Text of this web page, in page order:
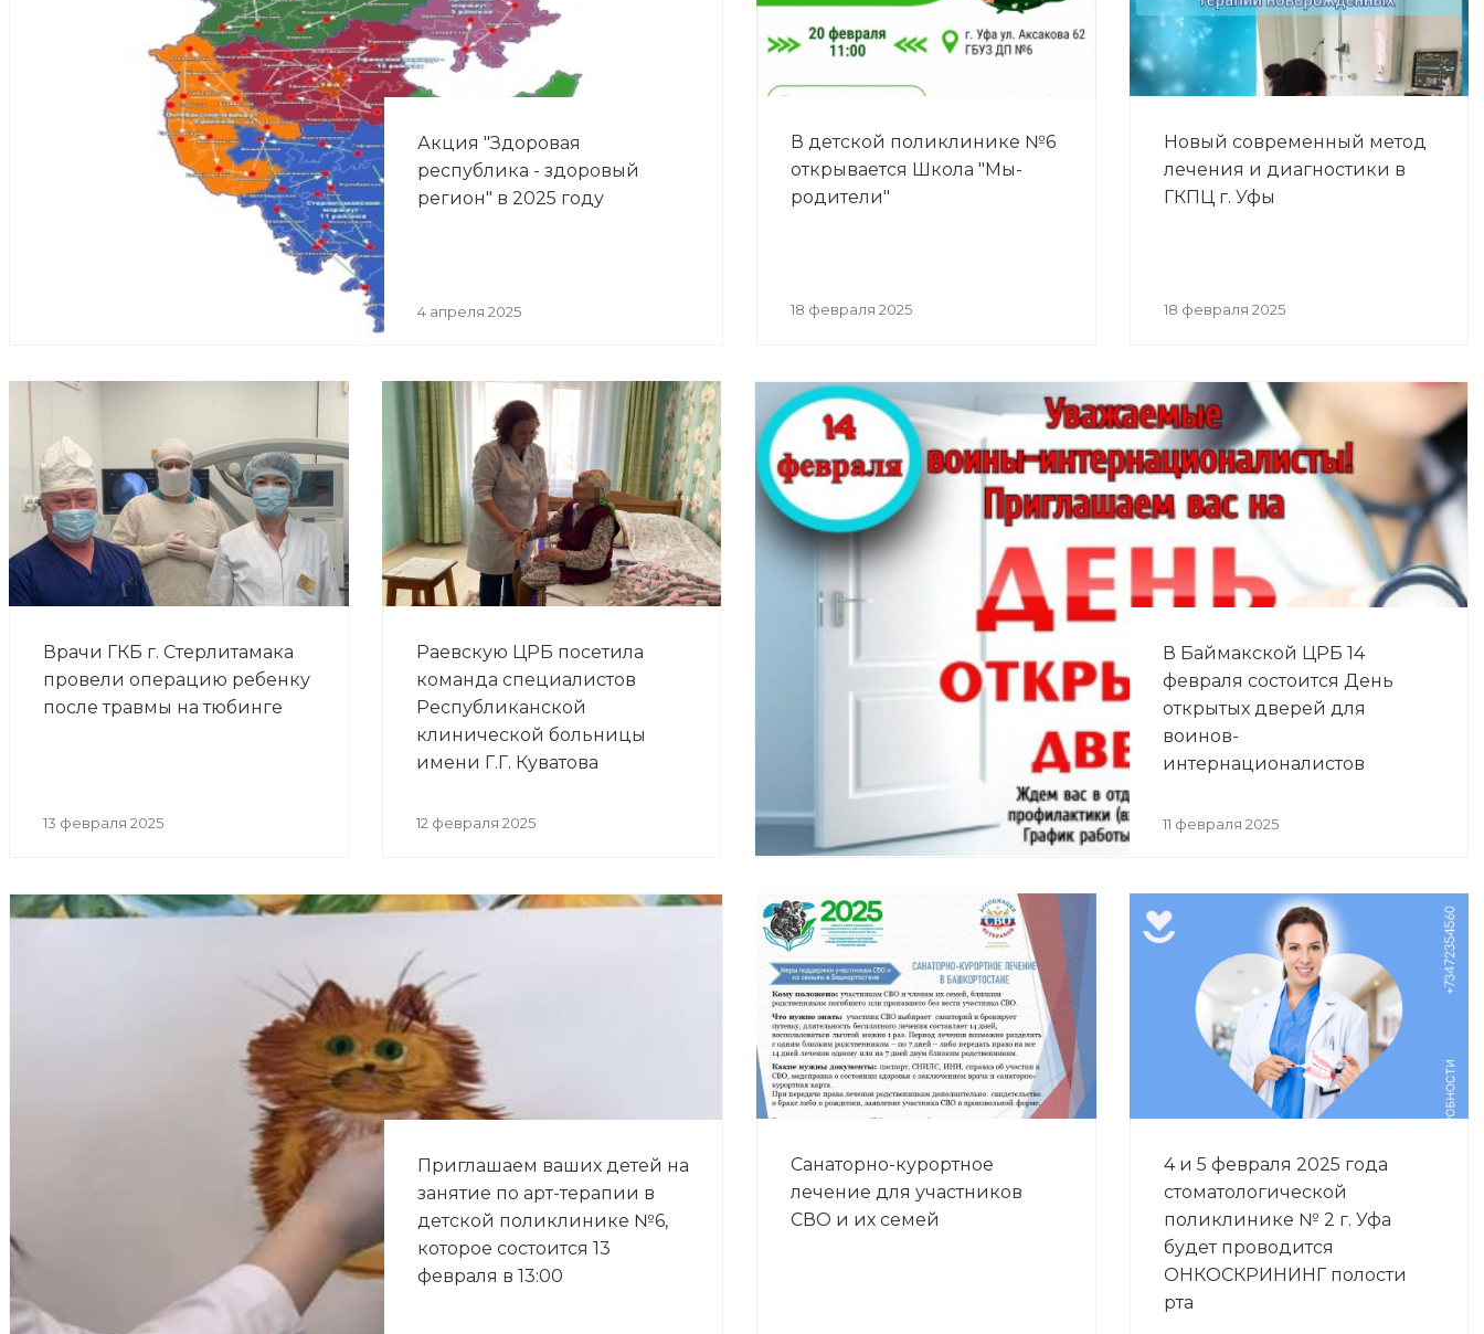
Акция "Здоровая
республика - здоровый
регион" в 2025 году
4 апреля 2025
В детской поликлинике №6
открывается Школа "Мы-
родители"
18 февраля 2025
Новый современный метод
лечения и диагностики в
ГКПЦ г. Уфы
18 февраля 2025
Врачи ГКБ г. Стерлитамака
провели операцию ребенку
после травмы на тюбинге
13 февраля 2025
Раевскую ЦРБ посетила
команда специалистов
Республиканской
клинической больницы
имени Г.Г. Куватова
12 февраля 2025
В Баймакской ЦРБ 14
февраля состоится День
открытых дверей для
воинов-
интернационалистов
11 февраля 2025
Приглашаем ваших детей на
занятие по арт-терапии в
детской поликлинике №6,
которое состоится 13
февраля в 13:00
Санаторно-курортное
лечение для участников
СВО и их семей
4 и 5 февраля 2025 года
стоматологической
поликлинике № 2 г. Уфа
будет проводится
ОНКОСКРИНИНГ полости
рта